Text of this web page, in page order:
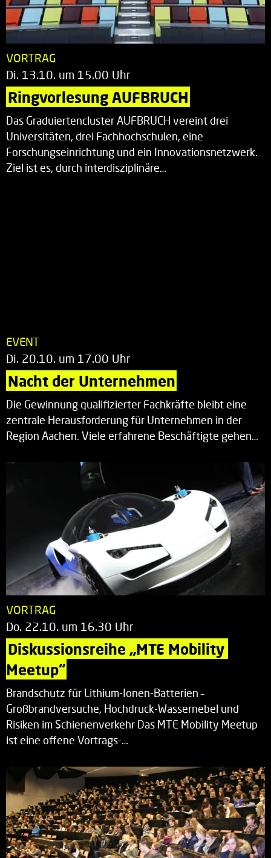
VORTRAG
Di. 13.10. um 15.00 Uhr
Ringvorlesung AUFBRUCH
Das Graduiertencluster AUFBRUCH vereint drei
Universitäten, drei Fachhochschulen, eine
Forschungseinrichtung und ein Innovationsnetzwerk.
Ziel ist es, durch interdisziplinäre…
EVENT
Di. 20.10. um 17.00 Uhr
Nacht der Unternehmen
Die Gewinnung qualifizierter Fachkräfte bleibt eine
zentrale Herausforderung für Unternehmen in der
Region Aachen. Viele erfahrene Beschäftigte gehen…
VORTRAG
Do. 22.10. um 16.30 Uhr
Diskussionsreihe „MTE Mobility
Meetup“
Brandschutz für Lithium-Ionen-Batterien –
Großbrandversuche, Hochdruck-Wassernebel und
Risiken im Schienenverkehr Das MTE Mobility Meetup
ist eine offene Vortrags-…